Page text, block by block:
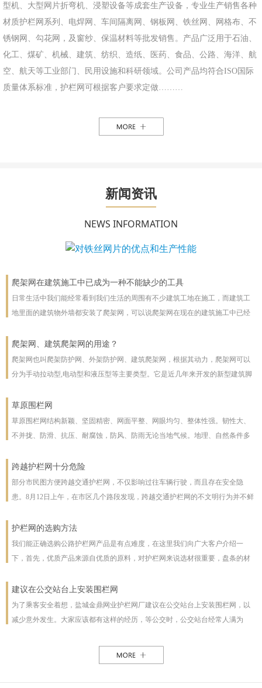
型机、大型网片折弯机、浸塑设备等成套生产设备，专业生产销售各种
材质护栏网系列、电焊网、车间隔离网、钢板网、铁丝网、网格布、不
锈钢网、勾花网，及窗纱、保温材料等批发销售。产品广泛用于石油、
化工、煤矿、机械、建筑、纺织、造纸、医药、食品、公路、海洋、航
空、航天等工业部门、民用设施和科研领域。公司产品均符合ISO国际
质量体系标准，护栏网可根据客户要求定做………
新闻资讯
NEWS INFORMATION
爬架网在建筑施工中已成为一种不能缺少的工具
日常生活中我们能经常看到我们生活的周围有不少建筑工地在施工，而建筑工
地里面的建筑物外墙都安装了爬架网，可以说爬架网在现在的建筑施工中已经
爬架网、建筑爬架网的用途？
爬架网也叫爬架防护网、外架防护网、建筑爬架网，根据其动力，爬架网可以
分为手动拉动型,电动型和液压型等主要类型。它是近几年来开发的新型建筑脚
彻底改善了脚手架技术
草原围栏网
草原围栏网结构新颖、坚固精密、网面平整、网眼均匀、整体性强。韧性大、
不并拢、防滑、抗压、耐腐蚀，防风、防雨无论当地气候。地理、自然条件多
受压力也不至发生松动变形现象。该产品防腐蚀性能好，有极强的防腐抗氧化
等特点，具有一般钢丝网都不具备的优点。克服了电焊网焊接点易开焊脱落的
缺点，一次安装永不松动，是保护草牧场、林场、高速公路和生态环境的最佳
跨越护栏网十分危险
部分市民图方便跨越交通护栏网，不仅影响过往车辆行驶，而且存在安全隐
患。8月12日上午，在市区几个路段发现，跨越交通护栏网的不文明行为并不鲜
护栏网，东西过往的车辆从其身旁疾驰而过;10时30分，两女一男由南向北跨越
交通护栏网;10时32分，两名女子在七一路北侧躲过3辆由东向西行驶的车辆，向
南跨越交通护栏网，护栏网南侧由西向东行驶的车辆急速行驶，两人在等待约1
一名志愿者称，据她观察，从7时30分至10时30分，约有30人在该路段跨越交通
护栏网的选购方法
我们能正确选购公路护栏网产品是有点难度，在这里我们向广大客户介绍一
下，首先，优质产品来源自优质的原料，对护栏网来说选材很重要，盘条的材
以下，我们为客户做了如下分析：1、护栏网网片质量，网片是由不同规格的盘
条（铁丝）焊接而成的，盘条的直径与强度直接影响到网片的质量，在选丝方
面应选择是由正规厂家生产的优质盘条拉出来的成品铁丝；其次是网片的焊接
能力，通常好的网片是每一个焊接或编制点都能够很好的连接。正规护栏网生
产厂，都是采用全自动焊接机来生产的，而一起小厂则采用手工焊接，通常质
建议在公交站台上安装围栏网
为了乘客安全着想，盐城金鼎网业护栏网厂建议在公交站台上安装围栏网，以
减少意外发生。大家应该都有这样的经历，等公交时，公交站台经常人满为
路线图朝的是非机动车道，便于观看，乘客不得不走下站台，而且上车下车都
是人挤人，这些情况均增加了乘客的危险性，如果在站台旁安装了围栏网，那